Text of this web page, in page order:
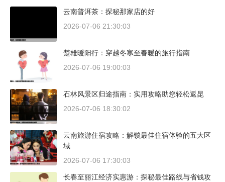
云南普洱茶：探秘那家店的好
2026-07-06 21:30:03
楚雄暖阳行：穿越冬寒至春暖的旅行指南
2026-07-06 19:00:03
石林风景区归途指南：实用攻略助您轻松返昆
2026-07-06 18:30:02
云南旅游住宿攻略：解锁最佳住宿体验的五大区
域
2026-07-06 17:30:03
长春至丽江经济实惠游：探秘最佳路线与省钱攻